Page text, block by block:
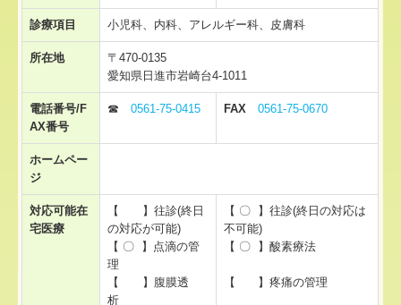
やまびこ日進
やまびこ長久手
やまびこ東郷
やまびこ認定栄養ケアステーション
診療項目 小児科、内科、アレルギー科、皮膚科
所在地
〒470-0135
愛知県日進市岩崎台4-1011
電話番号/F
AX番号
☎0561-75-0415 FAX0561-75-0670
ホームペー
ジ
対応可能在
宅医療
【 】往診(終日
の対応が可能)
【 〇 】点滴の管
理
【 】腹膜透
析
【 〇 】往診(終日の対応は
不可能)
【 〇 】酸素療法
【 】疼痛の管理